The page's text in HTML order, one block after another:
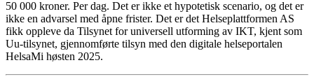
50 000 kroner. Per dag. Det er ikke et hypotetisk scenario, og det er
ikke en advarsel med åpne frister. Det er det Helseplattformen AS
fikk oppleve da Tilsynet for universell utforming av IKT, kjent som
Uu-tilsynet, gjennomførte tilsyn med den digitale helseportalen
HelsaMi høsten 2025.